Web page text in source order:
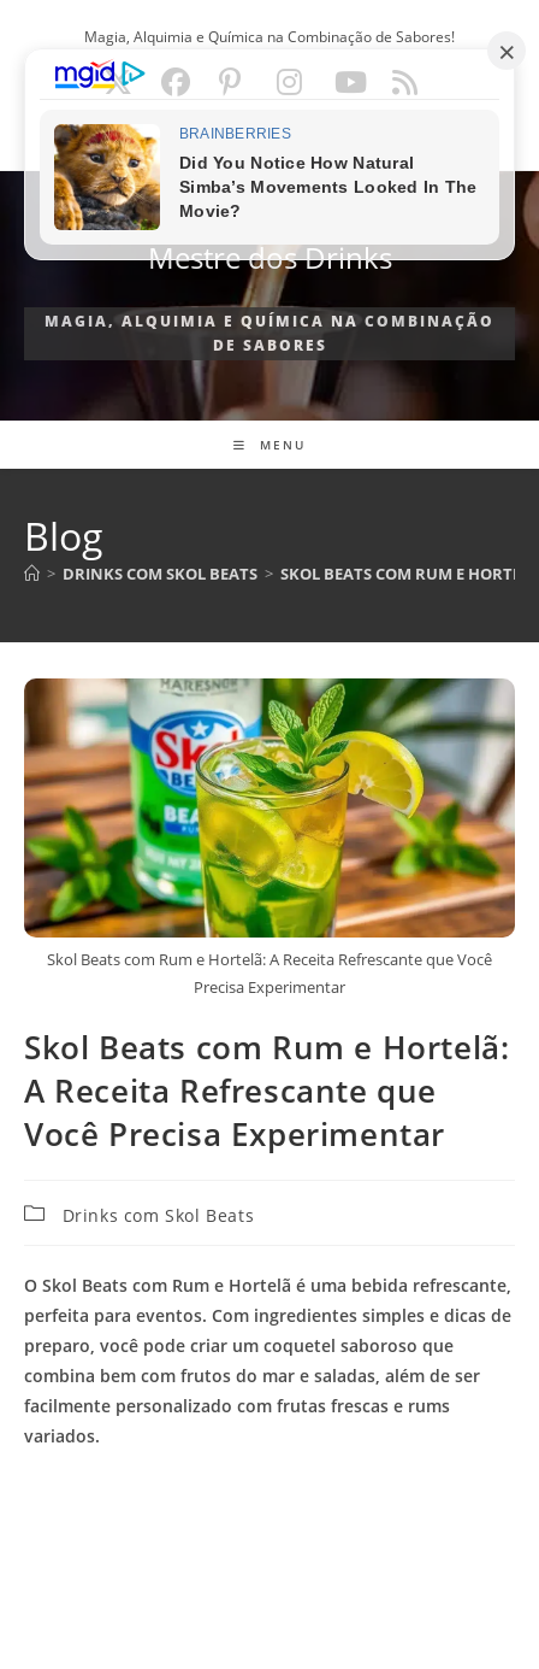
Magia, Alquimia e Química na Combinação de Sabores!
PORTUGUÊS
Mestre dos Drinks
MAGIA, ALQUIMIA E QUÍMICA NA COMBINAÇÃO
DE SABORES
MENU
Blog
> DRINKS COM SKOL BEATS > SKOL BEATS COM RUM E
Skol Beats com Rum e Hortelã: A Receita Refrescante que Você
Precisa Experimentar
Skol Beats com Rum e Hortelã:
A Receita Refrescante que
Você Precisa Experimentar
CategoriaDrinks com Skol Beats
O Skol Beats com Rum e Hortelã é uma bebida refrescante,
perfeita para eventos. Com ingredientes simples e dicas de
preparo, você pode criar um coquetel saboroso que
combina bem com frutos do mar e saladas, além de ser
facilmente personalizado com frutas frescas e rums
variados.